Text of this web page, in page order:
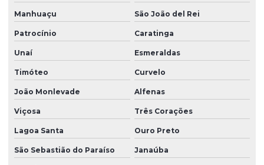
Manhuaçu São João del Rei
Patrocínio Caratinga
Unaí Esmeraldas
Timóteo Curvelo
João Monlevade Alfenas
Viçosa Três Corações
Lagoa Santa Ouro Preto
São Sebastião do Paraíso Janaúba